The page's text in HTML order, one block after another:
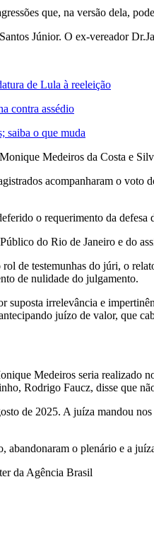
que, na versão dela,
Júnior. O ex-vereador
de Lula à reeleição
contra assédio
saiba o que muda
Medeiros da Costa e
acompanharam o
o requerimento da
do Rio de Janeiro e do
de testemunhas do júri, o
de nulidade do julgamento.
suposta irrelevância e
juízo de valor, que
Medeiros seria realizado
Rodrigo Faucz, disse que
de 2025. A juíza mandou
abandonaram o plenário e a
da Agência Brasil